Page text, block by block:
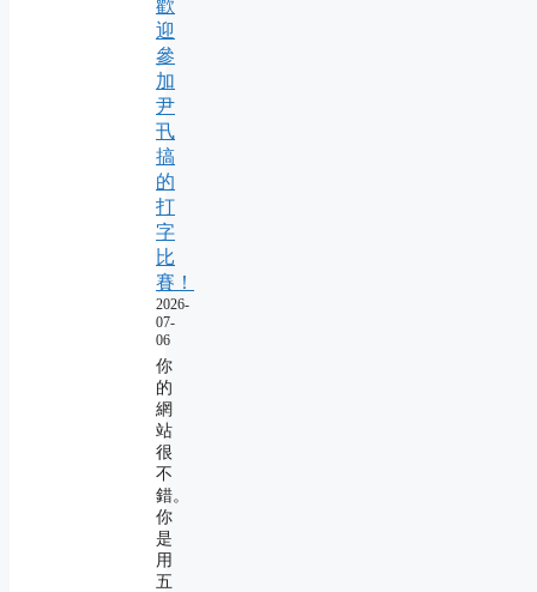
歡
迎
參
加
尹
卂
搞
的
打
字
比
賽！
2026-
07-
06
你
的
網
站
很
不
錯。
你
是
用
五